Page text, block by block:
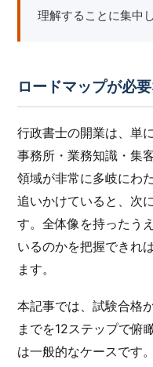
理解することに集中し
ロードマップが必
行政書士の開業は、単
事務所・業務知識・集
領域が非常に多岐にわ
追いかけていると、次
す。全体像を持ったう
いるのかを把握できれ
ます。
本記事では、試験合格
までを12ステップで俯
は一般的なケースです